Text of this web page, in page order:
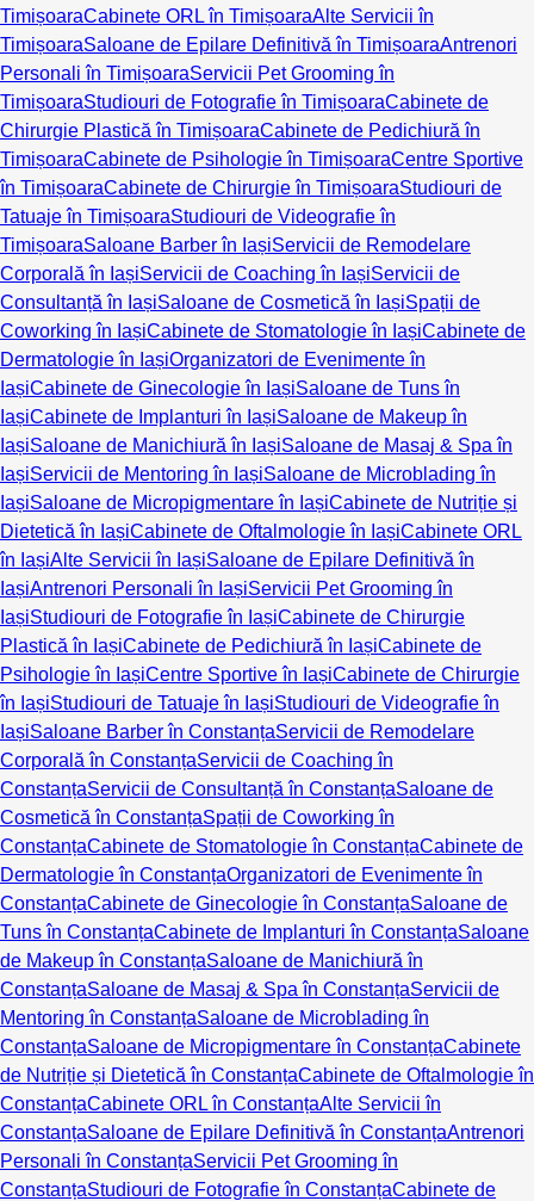
TimișoaraCabinete ORL în TimișoaraAlte Servicii în
TimișoaraSaloane de Epilare Definitivă în TimișoaraAntrenori
Personali în TimișoaraServicii Pet Grooming în
TimișoaraStudiouri de Fotografie în TimișoaraCabinete de
Chirurgie Plastică în TimișoaraCabinete de Pedichiură în
TimișoaraCabinete de Psihologie în TimișoaraCentre Sportive
în TimișoaraCabinete de Chirurgie în TimișoaraStudiouri de
Tatuaje în TimișoaraStudiouri de Videografie în
TimișoaraSaloane Barber în IașiServicii de Remodelare
Corporală în IașiServicii de Coaching în IașiServicii de
Consultanță în IașiSaloane de Cosmetică în IașiSpații de
Coworking în IașiCabinete de Stomatologie în IașiCabinete de
Dermatologie în IașiOrganizatori de Evenimente în
IașiCabinete de Ginecologie în IașiSaloane de Tuns în
IașiCabinete de Implanturi în IașiSaloane de Makeup în
IașiSaloane de Manichiură în IașiSaloane de Masaj & Spa în
IașiServicii de Mentoring în IașiSaloane de Microblading în
IașiSaloane de Micropigmentare în IașiCabinete de Nutriție și
Dietetică în IașiCabinete de Oftalmologie în IașiCabinete ORL
în IașiAlte Servicii în IașiSaloane de Epilare Definitivă în
IașiAntrenori Personali în IașiServicii Pet Grooming în
IașiStudiouri de Fotografie în IașiCabinete de Chirurgie
Plastică în IașiCabinete de Pedichiură în IașiCabinete de
Psihologie în IașiCentre Sportive în IașiCabinete de Chirurgie
în IașiStudiouri de Tatuaje în IașiStudiouri de Videografie în
IașiSaloane Barber în ConstanțaServicii de Remodelare
Corporală în ConstanțaServicii de Coaching în
ConstanțaServicii de Consultanță în ConstanțaSaloane de
Cosmetică în ConstanțaSpații de Coworking în
ConstanțaCabinete de Stomatologie în ConstanțaCabinete de
Dermatologie în ConstanțaOrganizatori de Evenimente în
ConstanțaCabinete de Ginecologie în ConstanțaSaloane de
Tuns în ConstanțaCabinete de Implanturi în ConstanțaSaloane
de Makeup în ConstanțaSaloane de Manichiură în
ConstanțaSaloane de Masaj & Spa în ConstanțaServicii de
Mentoring în ConstanțaSaloane de Microblading în
ConstanțaSaloane de Micropigmentare în ConstanțaCabinete
de Nutriție și Dietetică în ConstanțaCabinete de Oftalmologie în
ConstanțaCabinete ORL în ConstanțaAlte Servicii în
ConstanțaSaloane de Epilare Definitivă în ConstanțaAntrenori
Personali în ConstanțaServicii Pet Grooming în
ConstanțaStudiouri de Fotografie în ConstanțaCabinete de